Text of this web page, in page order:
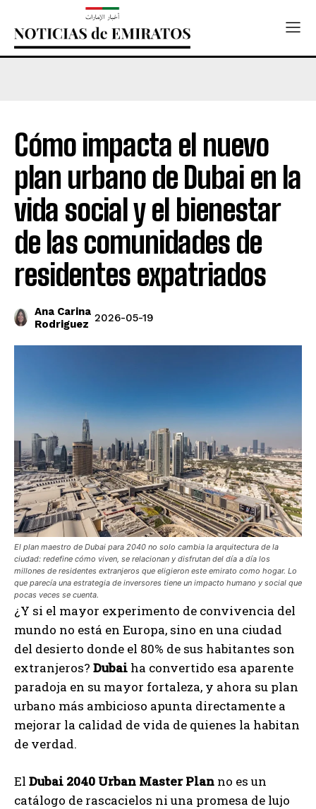
Cómo impacta el nuevo
plan urbano de Dubai en la
vida social y el bienestar
de las comunidades de
residentes expatriados
Ana Carina
Rodriguez 2026-05-19
El plan maestro de Dubai para 2040 no solo cambia la arquitectura de la
ciudad: redefine cómo viven, se relacionan y disfrutan del día a día los
millones de residentes extranjeros que eligieron este emirato como hogar. Lo
que parecía una estrategia de inversores tiene un impacto humano y social que
pocas veces se cuenta.
¿Y si el mayor experimento de convivencia del
mundo no está en Europa, sino en una ciudad
del desierto donde el 80% de sus habitantes son
extranjeros? Dubai ha convertido esa aparente
paradoja en su mayor fortaleza, y ahora su plan
urbano más ambicioso apunta directamente a
mejorar la calidad de vida de quienes la habitan
de verdad.
El Dubai 2040 Urban Master Plan no es un
catálogo de rascacielos ni una promesa de lujo